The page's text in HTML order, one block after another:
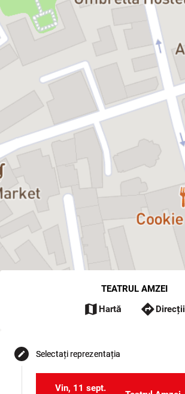
TEATRUL AMZEI
map Hartă directionsDirecții
edit Selectați reprezentația
Vin, 11 sept.